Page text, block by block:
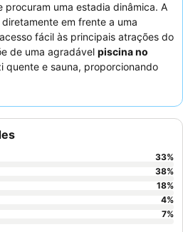
procuram uma estadia dinâmica. A
em frente a uma
fácil às principais atrações do
de uma agradável piscina no
quente e sauna, proporcionando
solicitar um quarto num andar
33%
38%
18%
4%
7%